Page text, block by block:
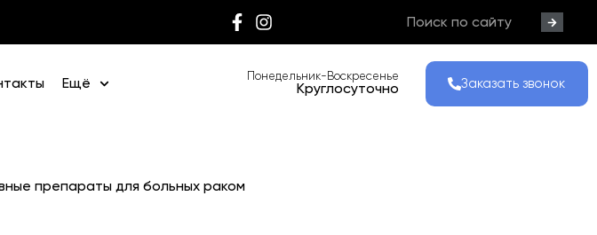
Ещё Понедельник-Воскресенье
Круглосуточно Заказать звонок
препараты для больных раком